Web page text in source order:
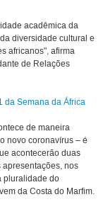
acadêmica da
diversidade cultural e
africanos", afirma
de Relações
da Semana da África
de maneira
novo coronavírus – é
acontecerão duas
apresentações, nos
pluralidade do
da Costa do Marfim.